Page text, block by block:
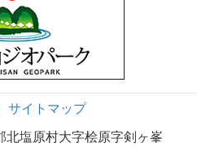
サイトマップ
北塩原村大字桧原字剣ヶ峯